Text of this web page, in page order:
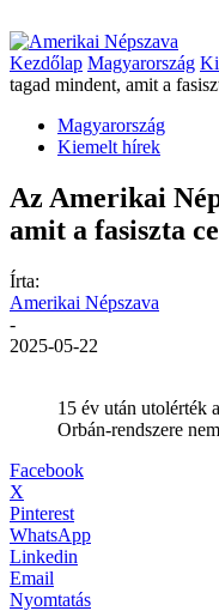
Kezdőlap Magyarország
tagad mindent, amit a
Magyarország
Kiemelt hírek
Az Amerikai
amit a fasiszta
Írta:
Amerikai Népszava
-
2025-05-22
15 év után utolérték
Orbán-rendszere
Facebook
X
Pinterest
WhatsApp
Linkedin
Email
Nyomtatás